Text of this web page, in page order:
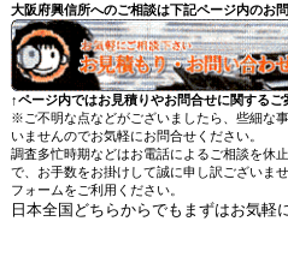
大阪府興信所へのご相談は下記ページ内のお
↑ページ内ではお見積りやお問合せに関するご
※ご不明な点などがございましたら、些細な
いませんのでお気軽にお問合せください。
調査多忙時期などはお電話によるご相談を休
で、お手数をお掛けして誠に申し訳ございま
フォームをご利用ください。
日本全国どちらからでもまずはお気軽